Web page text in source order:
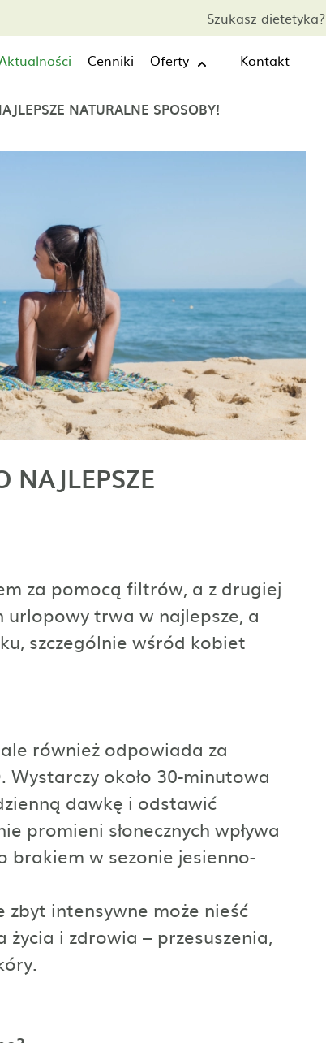
Szukasz dietetyka?
Cenniki Oferty Kontakt
NATURALNE SPOSOBY!
NAJLEPSZE
za pomocą filtrów, a z drugiej
urlopowy trwa w najlepsze, a
szczególnie wśród kobiet
również odpowiada za
około 30-minutowa
dawkę i odstawić
promieni słonecznych wpływa
brakiem w sezonie jesienno-
intensywne może nieść
i zdrowia – przesuszenia,